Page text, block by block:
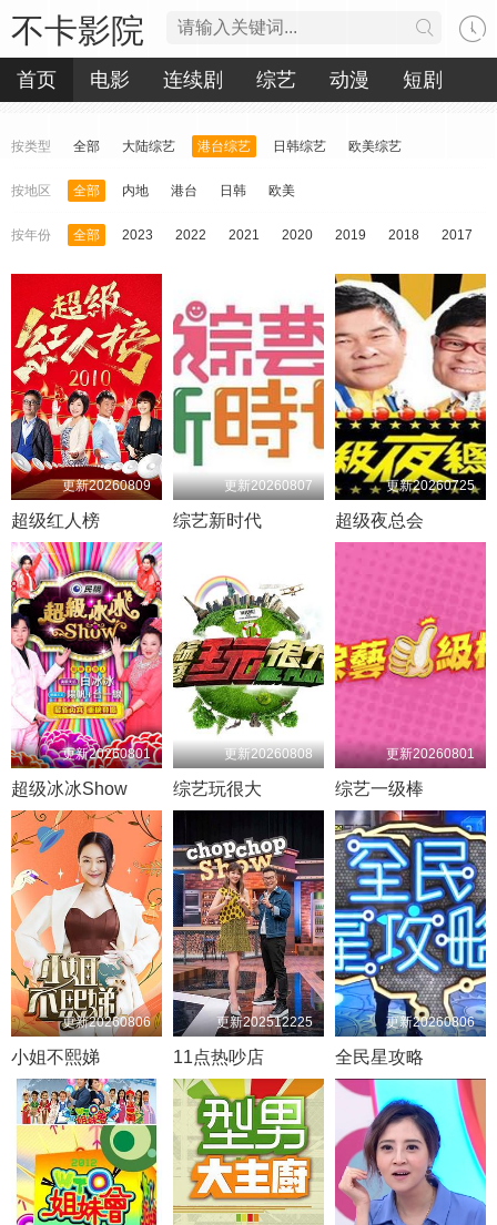
不卡影院
首页 电影 连续剧 综艺 动漫 短剧
按类型 全部 大陆综艺 港台综艺 日韩综艺 欧美综艺
按地区 全部 内地 港台 日韩 欧美
按年份 全部 2023 2022 2021 2020 2019 2018 2017
更新20260809
超级红人榜
更新20260807
综艺新时代
更新20260725
超级夜总会
更新20260801
超级冰冰Show
更新20260808
综艺玩很大
更新20260801
综艺一级棒
更新20260806
小姐不熙娣
更新202512225
11点热吵店
更新20260806
全民星攻略